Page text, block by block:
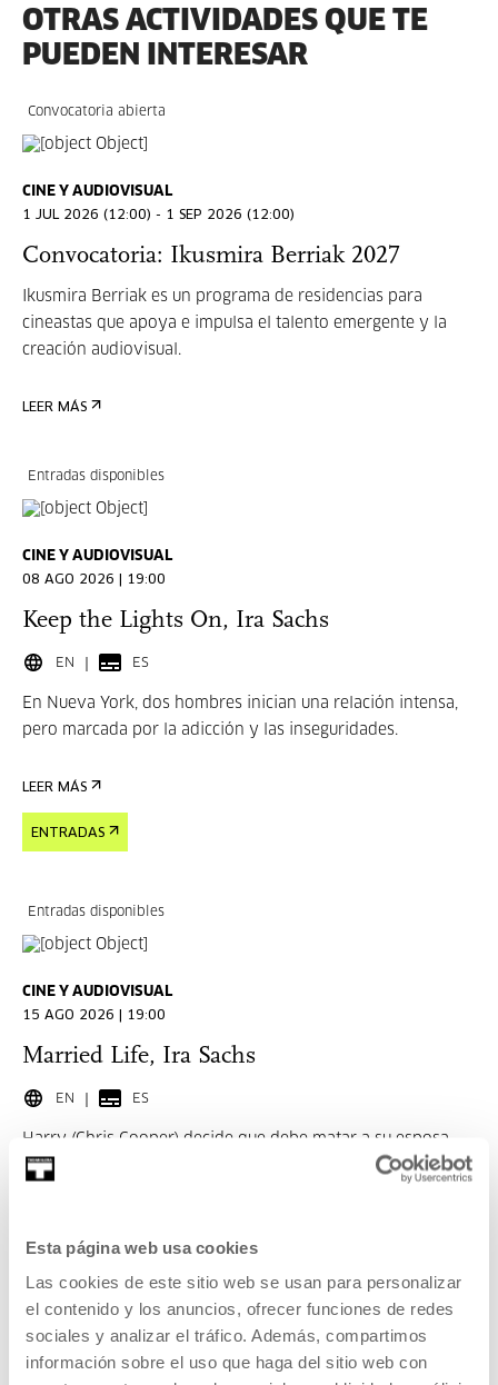
Esta página web usa cookies
Las cookies de este sitio web se usan para personalizar
el contenido y los anuncios, ofrecer funciones de redes
sociales y analizar el tráfico. Además, compartimos
información sobre el uso que haga del sitio web con
OTRAS ACTIVIDADES QUE TE
PUEDEN INTERESAR
Convocatoria abierta
CINE Y AUDIOVISUAL
1 JUL 2026 (12:00) - 1 SEP 2026 (12:00)
Convocatoria: Ikusmira Berriak 2027
Ikusmira Berriak es un programa de residencias para
cineastas que apoya e impulsa el talento emergente y la
creación audiovisual.
LEER MÁS
Entradas disponibles
CINE Y AUDIOVISUAL
08 AGO 2026 | 19:00
Keep the Lights On, Ira Sachs
EN ES
En Nueva York, dos hombres inician una relación intensa,
pero marcada por la adicción y las inseguridades.
LEER MÁS
ENTRADAS
Entradas disponibles
CINE Y AUDIOVISUAL
15 AGO 2026 | 19:00
Married Life, Ira Sachs
EN ES
Harry (Chris Cooper) decide que debe matar a su esposa,
Pat (Patricia Clarkson), porque la quiere demasiado como
LEER MÁS